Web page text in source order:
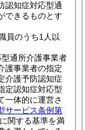
認知症対応型通
できるものとす
員のうち1人以
通所介護事業者
護事業者の指定
介護予防認知症
定認知症対応型
一体的に運営さ
サービス条例第
関する基準を満